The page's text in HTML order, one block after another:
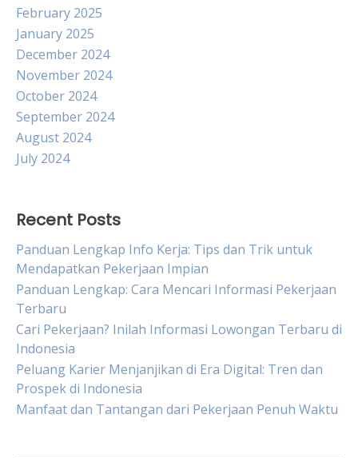
February 2025
January 2025
December 2024
November 2024
October 2024
September 2024
August 2024
July 2024
Recent Posts
Panduan Lengkap Info Kerja: Tips dan Trik untuk
Mendapatkan Pekerjaan Impian
Panduan Lengkap: Cara Mencari Informasi Pekerjaan
Terbaru
Cari Pekerjaan? Inilah Informasi Lowongan Terbaru di
Indonesia
Peluang Karier Menjanjikan di Era Digital: Tren dan
Prospek di Indonesia
Manfaat dan Tantangan dari Pekerjaan Penuh Waktu